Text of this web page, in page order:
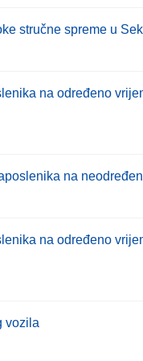
stručne spreme u
na određeno
na
na određeno
vozila